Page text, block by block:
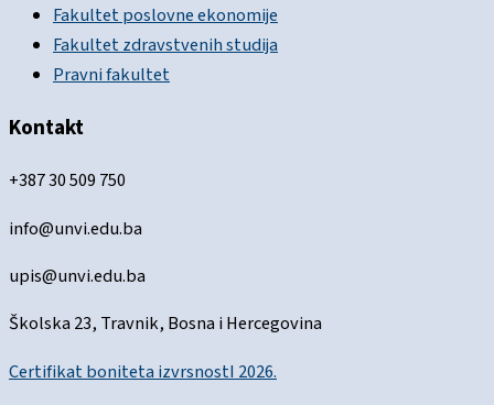
Fakultet poslovne ekonomije
Fakultet zdravstvenih studija
Pravni fakultet
Kontakt
+387 30 509 750
info@unvi.edu.ba
upis@unvi.edu.ba
Školska 23, Travnik, Bosna i Hercegovina
Certifikat boniteta izvrsnostI 2026.